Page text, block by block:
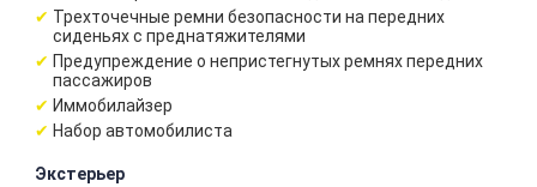
Трехточечные ремни безопасности на передних
сиденьях с преднатяжителями
Предупреждение о непристегнутых ремнях передних
пассажиров
Иммобилайзер
Набор автомобилиста
Экстерьер